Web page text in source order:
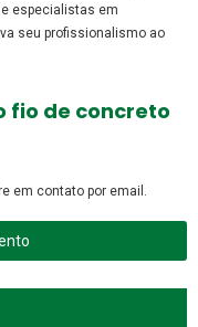
especialistas em
seu profissionalismo ao
fio de concreto
em contato por email.